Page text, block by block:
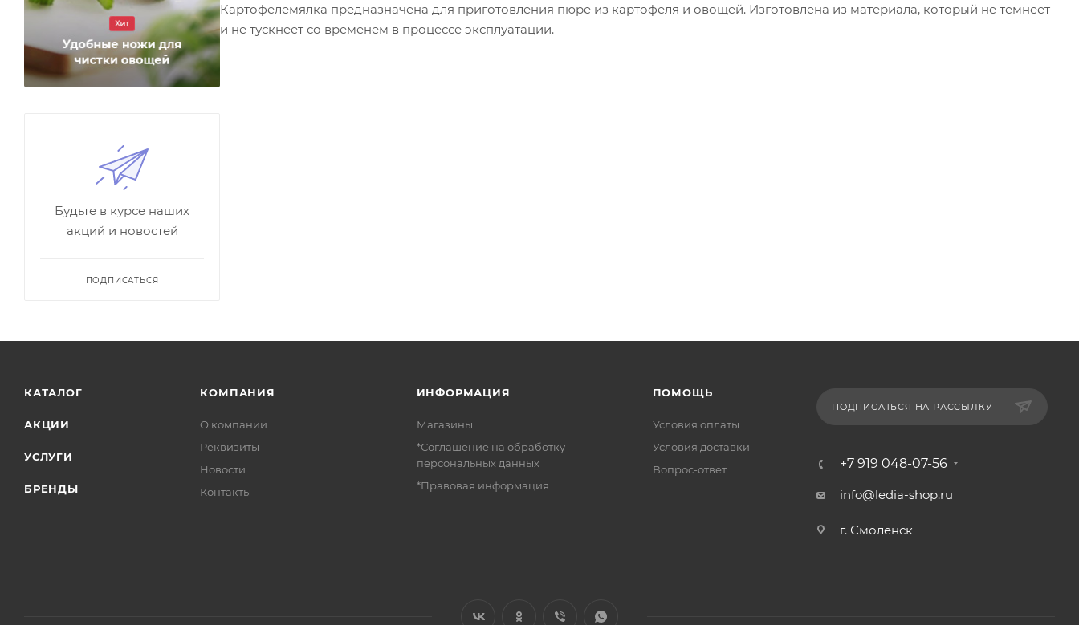
Картофелемялка предназначена для приготовления пюре из картофеля и овощей. Изготовлена из материала, который не темнеет
и не тускнеет со временем в процессе эксплуатации.
Будьте в курсе наших
акций и новостей
ПОДПИСАТЬСЯ
КАТАЛОГ
АКЦИИ
УСЛУГИ
БРЕНДЫ
КОМПАНИЯ
О компании
Реквизиты
Новости
Контакты
ИНФОРМАЦИЯ
Магазины
*Соглашение на обработку
персональных данных
*Правовая информация
ПОМОЩЬ
Условия оплаты
Условия доставки
Вопрос-ответ
ПОДПИСАТЬСЯ НА РАССЫЛКУ
+7 919 048-07-56
info@ledia-shop.ru
г. Смоленск